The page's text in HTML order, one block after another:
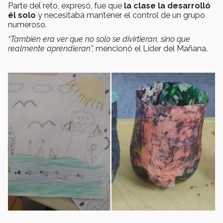
Parte del reto, expresó, fue que la clase la desarrolló
él solo y necesitaba mantener el control de un grupo
numeroso.
“También era ver que no solo se divirtieran, sino que
realmente aprendieran”, mencionó el Líder del Mañana.